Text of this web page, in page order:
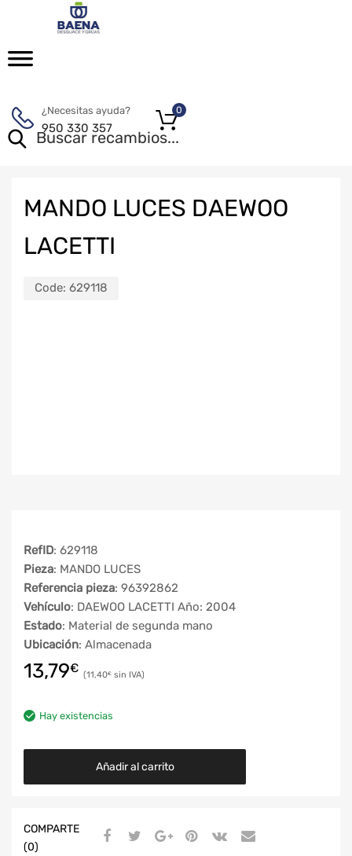
¿Necesitas ayuda?
950 330 357
0
MANDO LUCES DAEWOO
LACETTI
Code: 629118
RefID: 629118
Pieza: MANDO LUCES
Referencia pieza: 96392862
Vehículo: DAEWOO LACETTI Año: 2004
Estado: Material de segunda mano
Ubicación: Almacenada
13,79€ 11,40€
Hay existencias
Añadir al carrito
COMPARTE
(0)